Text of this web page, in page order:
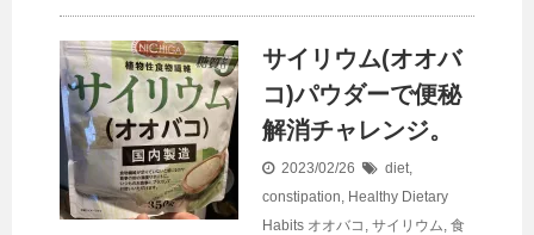
サイリウム(オオバ
コ)パウダーで便秘
解消チャレンジ。
2023/02/26 diet,
constipation, Healthy Dietary
Habits オオバコ , サイリウム, 食